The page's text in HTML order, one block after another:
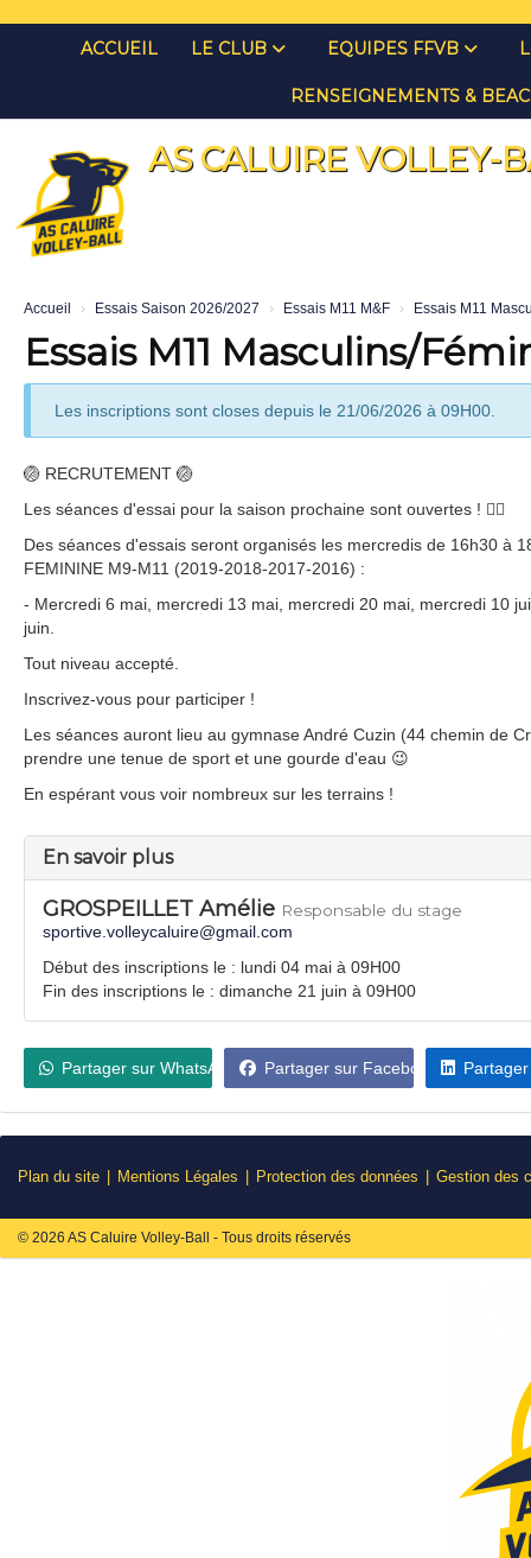
ACCUEIL LE CLUB EQUIPES FFVB
RENSEIGNEMENTS &
AS CALUIRE VOLLEY-
Accueil Essais Saison 2026/2027 Essais M11 M&F Essais M11
Essais M11 Masculins/
Les inscriptions sont closes depuis le 21/06/2026 à 09H00.
🏐 RECRUTEMENT 🏐
Les séances d'essai pour la saison prochaine sont ouvertes ! ✌🏻
Des séances d'essais seront organisés les mercredis de 16h30 à
FEMININE M9-M11 (2019-2018-2017-2016) :
- Mercredi 6 mai, mercredi 13 mai, mercredi 20 mai, mercredi 10
juin.
Tout niveau accepté.
Inscrivez-vous pour participer !
Les séances auront lieu au gymnase André Cuzin (44 chemin de
prendre une tenue de sport et une gourde d'eau 😉
En espérant vous voir nombreux sur les terrains !
En savoir plus
GROSPEILLET Amélie Responsable du stage
sportive.volleycaluire@gmail.com
Début des inscriptions le : lundi 04 mai à 09H00
Fin des inscriptions le : dimanche 21 juin à 09H00
Partager sur WhatsApp Partager sur Facebook
Plan du site Mentions Légales Protection des données Gestion des
© 2026 AS Caluire Volley-Ball - Tous droits réservés